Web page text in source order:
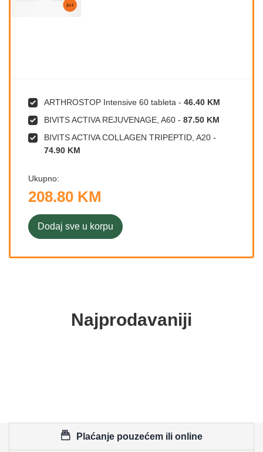
ARTHROSTOP Intensive 60 tableta - 46.40 KM
BIVITS ACTIVA REJUVENAGE, A60 - 87.50 KM
BIVITS ACTIVA COLLAGEN TRIPEPTID, A20 -
74.90 KM
Ukupno:
208.80 KM
Dodaj sve u korpu
Najprodavaniji
Plaćanje pouzećem ili online